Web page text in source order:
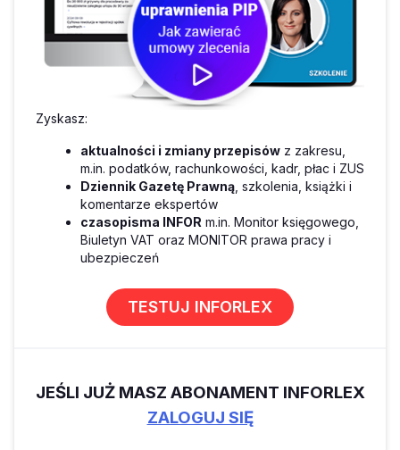
Zyskasz:
aktualności i zmiany przepisów z zakresu,
m.in. podatków, rachunkowości, kadr, płac i ZUS
Dziennik Gazetę Prawną , szkolenia, książki i
komentarze ekspertów
czasopisma INFOR m.in. Monitor księgowego,
Biuletyn VAT oraz MONITOR prawa pracy i
ubezpieczeń
TESTUJ INFORLEX
JEŚLI JUŻ MASZ ABONAMENT INFORLEX
ZALOGUJ SIĘ